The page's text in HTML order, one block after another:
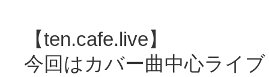
【ten.cafe.live】
今回はカバー曲中心ライブ